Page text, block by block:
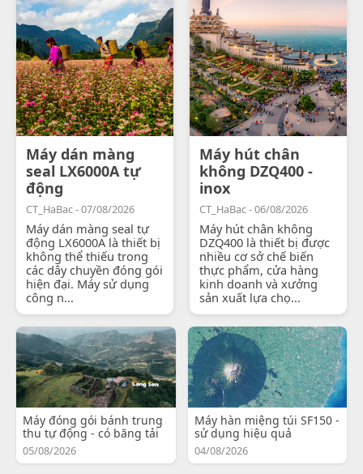
Máy dán màng
seal LX6000A tự
động
CT_HaBac - 07/08/2026
Máy dán màng seal tự
động LX6000A là thiết bị
không thể thiếu trong
các dây chuyền đóng gói
hiện đại. Máy sử dụng
công n...
Máy hút chân
không DZQ400 -
inox
CT_HaBac - 06/08/2026
Máy hút chân không
DZQ400 là thiết bị được
nhiều cơ sở chế biến
thực phẩm, cửa hàng
kinh doanh và xưởng
sản xuất lựa chọ...
Máy đóng gói bánh trung
thu tự động - có băng tải
05/08/2026
Máy hàn miệng túi SF150 -
sử dụng hiệu quả
04/08/2026